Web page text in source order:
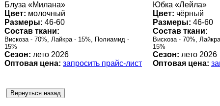
Блуза «Милана»
Цвет: молочный
Размеры: 46-60
Состав ткани:
Вискоза - 70%, Лайкра - 15%, Полиамид -
15%
Сезон: лето 2026
Оптовая цена: запросить прайс-лист
Юбка «Лейла»
Цвет: чёрный
Размеры: 46-60
Состав ткани:
Вискоза - 70%,
15%
Сезон: лето 2026
Оптовая цена: